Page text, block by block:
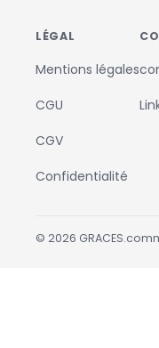
LÉGAL
Mentions légales
CGU
CGV
Confidentialité
© 2026